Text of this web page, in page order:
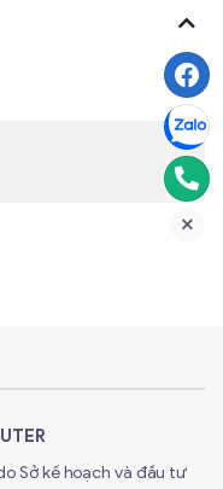
Sở kế hoạch và đầu tư